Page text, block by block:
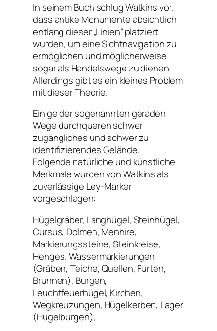
In seinem Buch schlug Watkins vor,
dass antike Monumente absichtlich
entlang dieser „Linien“ platziert
wurden, um eine Sichtnavigation zu
ermöglichen und möglicherweise
sogar als Handelswege zu dienen.
Allerdings gibt es ein kleines Problem
mit dieser Theorie.
Einige der sogenannten geraden
Wege durchqueren schwer
zugängliches und schwer zu
identifizierendes Gelände.
Folgende natürliche und künstliche
Merkmale wurden von Watkins als
zuverlässige Ley-Marker
vorgeschlagen:
Hügelgräber, Langhügel, Steinhügel,
Cursus, Dolmen, Menhire,
Markierungssteine, Steinkreise,
Henges, Wassermarkierungen
(Gräben, Teiche, Quellen, Furten,
Brunnen), Burgen,
Leuchtfeuerhügel, Kirchen,
Wegkreuzungen, Hügelkerben, Lager
(Hügelburgen),